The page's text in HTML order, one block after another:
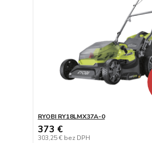
RYOBI RY18LMX37A-0
373 €
303,25 € bez DPH